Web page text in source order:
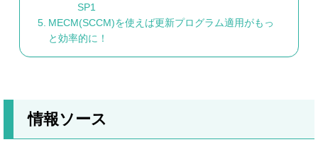
SP1
MECM(SCCM)を使えば更新プログラム適用がもっ
と効率的に！
情報ソース